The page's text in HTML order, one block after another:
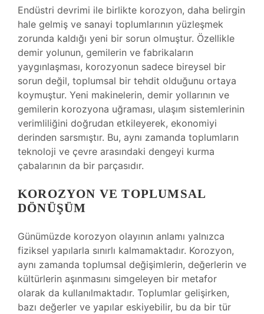
Endüstri devrimi ile birlikte korozyon, daha belirgin
hale gelmiş ve sanayi toplumlarının yüzleşmek
zorunda kaldığı yeni bir sorun olmuştur. Özellikle
demir yolunun, gemilerin ve fabrikaların
yaygınlaşması, korozyonun sadece bireysel bir
sorun değil, toplumsal bir tehdit olduğunu ortaya
koymuştur. Yeni makinelerin, demir yollarının ve
gemilerin korozyona uğraması, ulaşım sistemlerinin
verimliliğini doğrudan etkileyerek, ekonomiyi
derinden sarsmıştır. Bu, aynı zamanda toplumların
teknoloji ve çevre arasındaki dengeyi kurma
çabalarının da bir parçasıdır.
KOROZYON VE TOPLUMSAL
DÖNÜŞÜM
Günümüzde korozyon olayının anlamı yalnızca
fiziksel yapılarla sınırlı kalmamaktadır. Korozyon,
aynı zamanda toplumsal değişimlerin, değerlerin ve
kültürlerin aşınmasını simgeleyen bir metafor
olarak da kullanılmaktadır. Toplumlar gelişirken,
bazı değerler ve yapılar eskiyebilir, bu da bir tür